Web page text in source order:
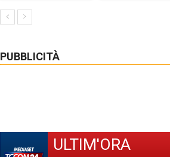
PUBBLICITÀ
ULTIM'ORA